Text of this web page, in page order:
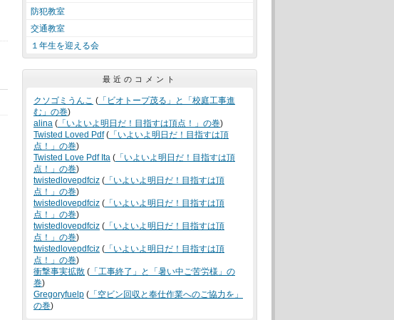
防犯教室
交通教室
１年生を迎える会
最近のコメント
クソゴミうんこ ( 「ビオトープ茂る」と「校庭工事進
む」の巻)
alina ( 「いよいよ明日だ！目指すは頂点！」の巻)
Twisted Loved Pdf( 「いよいよ明日だ！目指すは頂
点！」の巻)
Twisted Love Pdf Ita ( 「いよいよ明日だ！目指すは頂
点！」の巻)
twistedlovepdfciz ( 「いよいよ明日だ！目指すは頂
点！」の巻)
twistedlovepdfciz ( 「いよいよ明日だ！目指すは頂
点！」の巻)
twistedlovepdfciz ( 「いよいよ明日だ！目指すは頂
点！」の巻)
twistedlovepdfciz ( 「いよいよ明日だ！目指すは頂
点！」の巻)
衝撃事実拡散 ( 「工事終了」と「暑い中ご苦労様」の
巻)
Gregoryfuelp ( 「空ビン回収と奉仕作業へのご協力を」
の巻)